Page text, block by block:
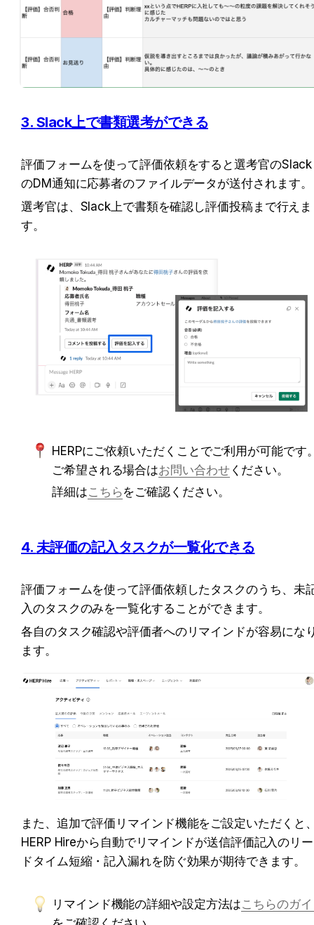
3. Slack上で書類選考ができる
評価フォームを使って評価依頼をすると選考官のSlack
のDM通知に応募者のファイルデータが送付されます。
選考官は、Slack上で書類を確認し評価投稿まで行えま
す。
HERPにご依頼いただくことでご利用が可能です
ご希望される場合はお問い合わせください。
詳細はこちらをご確認ください。
4. 未評価の記入タスクが一覧化できる
評価フォームを使って評価依頼したタスクのうち、未
入のタスクのみを一覧化することができます。
各自のタスク確認や評価者へのリマインドが容易にな
ます。
また、追加で評価リマインド機能をご設定いただくと
HERP Hireから自動でリマインドが送信評価記入のリー
ドタイム短縮・記入漏れを防ぐ効果が期待できます。
リマインド機能の詳細や設定方法はこちらのガ